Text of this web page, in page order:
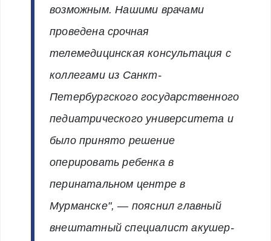
возможным. Нашими врачами
проведена срочная
телемедицинская консультация с
коллегами из Санкт-
Петербургского государственного
педиатрического университета и
было принято решение
оперировать ребенка в
перинатальном центре в
Мурманске", ― пояснил главный
внештатный специалист акушер-